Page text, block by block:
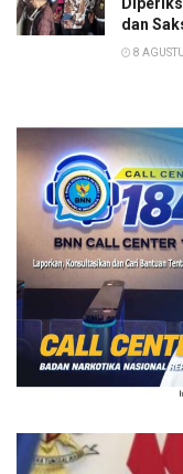
dan
8